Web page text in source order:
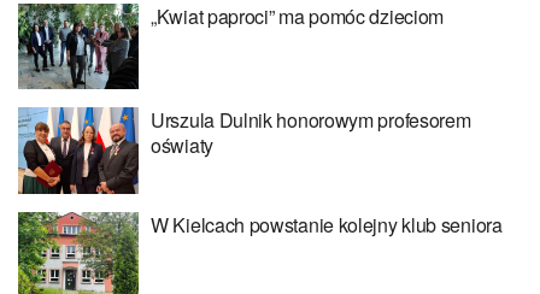
„Kwiat paproci” ma pomóc dzieciom
Urszula Dulnik honorowym profesorem
oświaty
W Kielcach powstanie kolejny klub seniora